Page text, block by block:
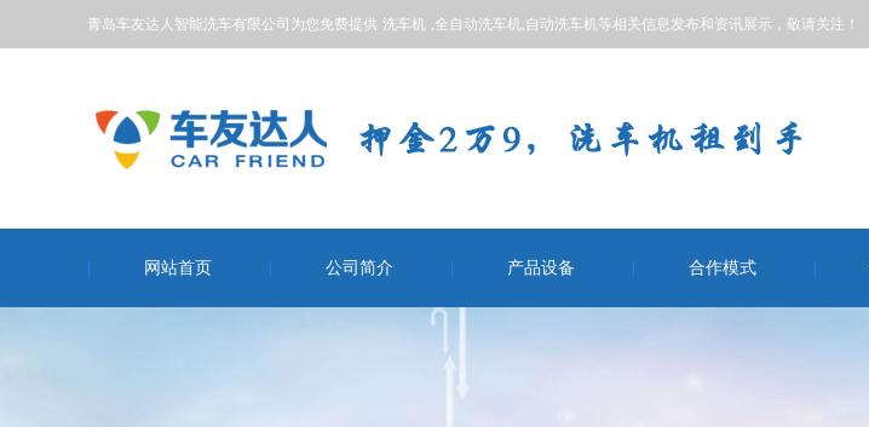
青岛车友达人智能洗车有限公司为您免费提供 洗车机 ,全自动洗车机,自动洗车机等相关信息发布和资讯展示，敬请关注！
网站首页 公司简介 产品设备 合作模式